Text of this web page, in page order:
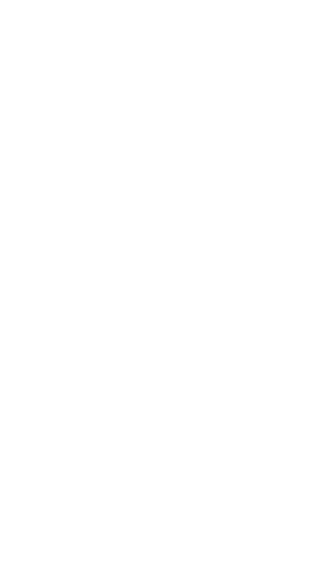
est situé à Amsterdam, aux
vous découvrirez
à caractère personnel
notamment le droit d’accès.
on exactement par «
identifier. Il s’agit notamment de
donc autorisée qu’avec le